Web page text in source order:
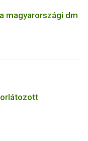
magyarországi dm